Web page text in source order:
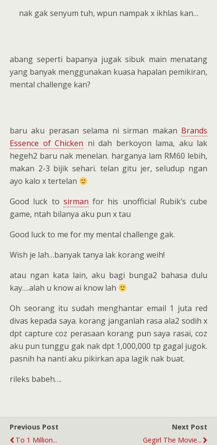
nak gak senyum tuh, wpun nampak x ikhlas kan…
abang seperti bapanya jugak sibuk main menatang
yang banyak menggunakan kuasa hapalan pemikiran,
mental challenge kan?
baru aku perasan selama ni sirman makan Brands
Essence of Chicken ni dah berkoyon lama, aku lak
hegeh2 baru nak menelan. harganya lam RM60 lebih,
makan 2-3 bijik sehari. telan gitu jer, seludup ngan
ayo kalo x tertelan
Good luck to sirman for his unofficial Rubik’s cube
game, ntah bilanya aku pun x tau
Good luck to me for my mental challenge gak.
Wish je lah…banyak tanya lak korang weih!
atau ngan kata lain, aku bagi bunga2 bahasa dulu
kay….alah u know ai know lah
Oh seorang itu sudah menghantar email 1 juta red
divas kepada saya. korang janganlah rasa ala2 sodih x
dpt capture coz perasaan korang pun saya rasai, coz
aku pun tunggu gak nak dpt 1,000,000 tp gagal jugok.
pasnih ha nanti aku pikirkan apa lagik nak buat.
rileks babeh….
Previous Post
To 1 Million...
Next Post
Gegirl The Movie...